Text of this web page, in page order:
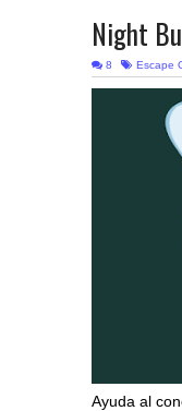
Night
8 Escape
Ayuda al